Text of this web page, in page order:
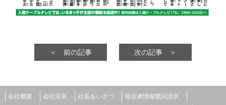
＜ 前の記事 次の記事 ＞
会社概要 会社沿革 社長あいさつ
発信者情報開示請求